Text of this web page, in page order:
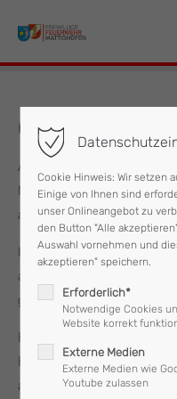
Der Eintrag
Der Eintrag
Der Eintrag
06.12.2024
Am Freitag, dem 06.
Mattighofen gegen 17
alarmiert.
In einer Betriebsanlage
ausgebrochen, welcher
gleich erkannt und
Ein Atemschutztrupp
Betriebsraum mittels
anschließend.
Cookie Hinweis: Wir setzen
Einige von Ihnen sind
unser Onlineangebot zu
den Button "Alle
Auswahl vornehmen und
akzeptieren" speichern.
Erforderlich*
Notwendige Cookies
Website korrekt
Externe Medien
Externe Medien wie
Youtube zulassen